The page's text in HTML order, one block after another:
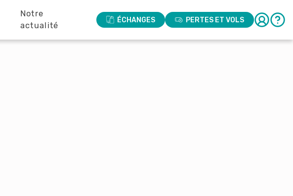
Notre
actualité
ÉCHANGES PERTES ET VOLS